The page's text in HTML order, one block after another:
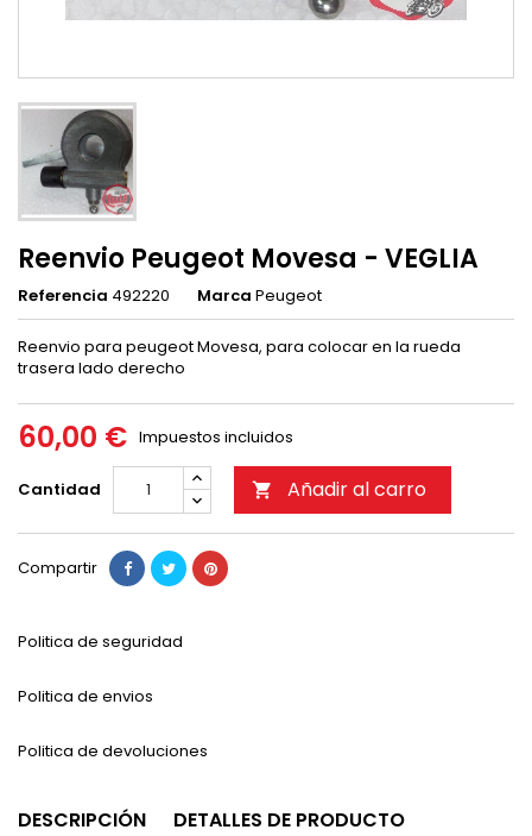
Reenvio Peugeot Movesa - VEGLIA
Referencia 492220 Marca Peugeot
Reenvio para peugeot Movesa, para colocar en la rueda
trasera lado derecho
60,00 € Impuestos incluidos
Cantidad  Añadir al carro
Compartir
Politica de seguridad
Politica de envios
Politica de devoluciones
DESCRIPCIÓN DETALLES DE PRODUCTO